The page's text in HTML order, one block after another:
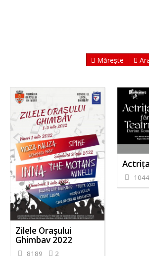
Mărește
Zilele Orașului
Ghimbav 2022
8189 2
1044